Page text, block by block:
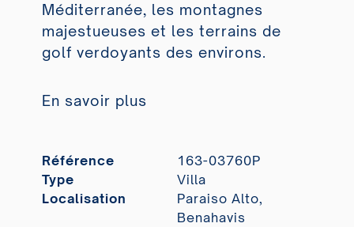
Méditerranée, les montagnes
majestueuses et les terrains de
golf verdoyants des environs.
En savoir plus
Référence
163-03760P
Type
Villa
Localisation
Paraiso Alto,
Benahavis